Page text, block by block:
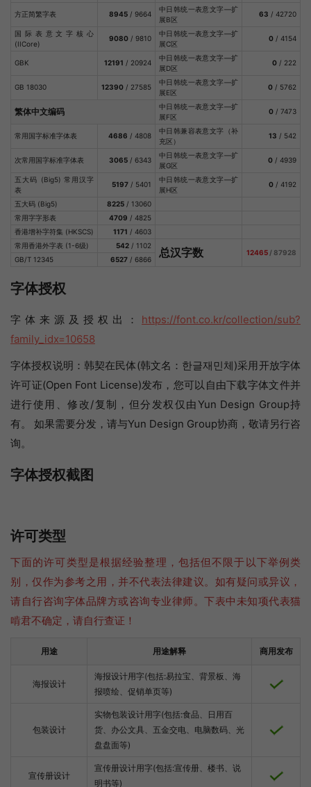
方正简繁字表 8945 / 9664
中日韩统一表意文字—扩
展B区
63 / 42720
国际表意文字核心
(IICore)
9080 / 9810
中日韩统一表意文字—扩
展C区
0 / 4154
GBK 12191 / 20924
中日韩统一表意文字—扩
展D区
0 / 222
GB 18030 12390 / 27585
中日韩统一表意文字—扩
展E区
0 / 5762
繁体中文编码
中日韩统一表意文字—扩
展F区
0 / 7473
常用国字标准字体表 4686 / 4808
中日韩兼容表意文字（补
充区）
13 / 542
次常用国字标准字体表 3065 / 6343
中日韩统一表意文字—扩
展G区
0 / 4939
五大码 (Big5) 常用汉字
表
5197 / 5401
中日韩统一表意文字—扩
展H区
0 / 4192
五大码 (Big5) 8225 / 13060
常用字字形表
4709 / 4825
香港增补字符集 (HKSCS)
1171 / 4603
常用香港外字表 (1-6级)
542 / 1102 总汉字数 12465 / 87928
GB/T 12345
6527 / 6866
字体授权
字体来源及授权出： https://font.co.kr/collection/sub?
family_idx=10658
字体授权说明：韩契在民体(韩文名：한글재민체)采用开放字体
许可证(Open Font License)发布，您可以自由下载字体文件并
进行使用、修改/复制，但分发权仅由Yun Design Group持
有。 如果需要分发，请与Yun Design Group协商，敬请另行咨
询。
字体授权截图
许可类型
下面的许可类型是根据经验整理，包括但不限于以下举例类
别，仅作为参考之用，并不代表法律建议。如有疑问或异议，
请自行咨询字体品牌方或咨询专业律师。下表中未知项代表猫
啃君不确定，请自行查证！
用途 用途解释 商用发布
海报设计
海报设计用字(包括:易拉宝、背景板、海
报喷绘、促销单页等)
包装设计
实物包装设计用字(包括:食品、日用百
货、办公文具、五金交电、电脑数码、光
盘盘面等)
宣传册设计
宣传册设计用字(包括:宣传册、楼书、说
明书等)